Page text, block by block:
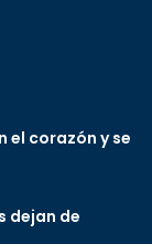
el corazón y se
dejan de